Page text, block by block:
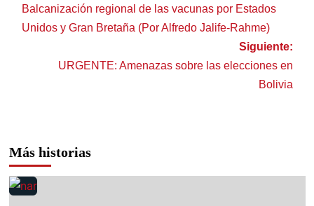
Balcanización regional de las vacunas por Estados
Unidos y Gran Bretaña (Por Alfredo Jalife-Rahme)
Siguiente:
URGENTE: Amenazas sobre las elecciones en
Bolivia
Más historias